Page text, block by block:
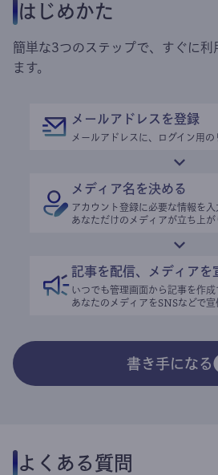
はじめかた
簡単な3つのステップで、すぐに利
ます。
メールアドレスを登録
メールアドレスに、ログイン用の
メディア名を決める
アカウント登録に必要な情報を入
あなただけのメディアが立ち上が
記事を配信、メディアを
いつでも管理画面から記事を作成
あなたのメディアをSNSなどで宣
書き手になる
よくある質問